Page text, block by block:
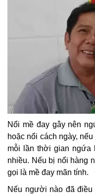
Nổi mề đay gây nên
hoặc nổi cách ngày,
mỗi lần thời gian ngứa
nhiều. Nếu bị nổi hàng
gọi là mề đay mãn tính.
Nếu người nào đã điều